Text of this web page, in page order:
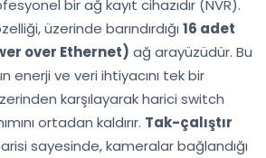
bir ağ kayıt cihazıdır (NVR).
üzerinde barındırdığı 16 adet
over Ethernet) ağ arayüzüdür. Bu
enerji ve veri ihtiyacını tek bir
karşılayarak harici switch
ortadan kaldırır. Tak-çalıştır
sayesinde, kameralar bağlandığı